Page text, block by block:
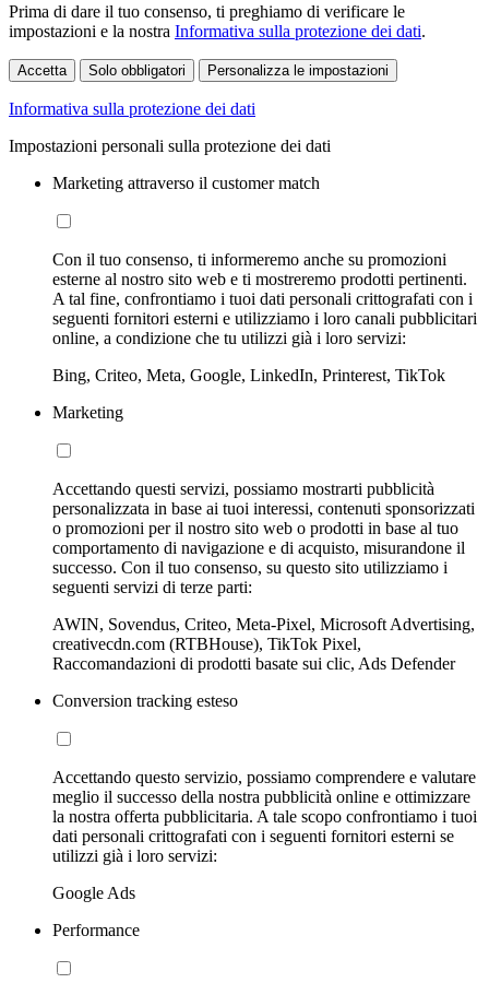
Prima di dare il tuo consenso, ti preghiamo di verificare le
impostazioni e la nostra Informativa sulla protezione dei dati.
Accetta Solo obbligatori Personalizza le impostazioni
Informativa sulla protezione dei dati
Impostazioni personali sulla protezione dei dati
Marketing attraverso il customer match
Con il tuo consenso, ti informeremo anche su promozioni
esterne al nostro sito web e ti mostreremo prodotti pertinenti.
A tal fine, confrontiamo i tuoi dati personali crittografati con i
seguenti fornitori esterni e utilizziamo i loro canali pubblicitari
online, a condizione che tu utilizzi già i loro servizi:
Bing, Criteo, Meta, Google, LinkedIn, Printerest, TikTok
Marketing
Accettando questi servizi, possiamo mostrarti pubblicità
personalizzata in base ai tuoi interessi, contenuti sponsorizzati
o promozioni per il nostro sito web o prodotti in base al tuo
comportamento di navigazione e di acquisto, misurandone il
successo. Con il tuo consenso, su questo sito utilizziamo i
seguenti servizi di terze parti:
AWIN, Sovendus, Criteo, Meta-Pixel, Microsoft Advertising,
creativecdn.com (RTBHouse), TikTok Pixel,
Raccomandazioni di prodotti basate sui clic, Ads Defender
Conversion tracking esteso
Accettando questo servizio, possiamo comprendere e valutare
meglio il successo della nostra pubblicità online e ottimizzare
la nostra offerta pubblicitaria. A tale scopo confrontiamo i tuoi
dati personali crittografati con i seguenti fornitori esterni se
utilizzi già i loro servizi:
Google Ads
Performance